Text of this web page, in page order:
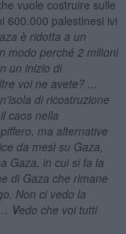
vuole costruire sulle
600.000 palestinesi ivi
è ridotta a un
modo perché 2 milioni
un inizio di
voi ne avete? ...
di ricostruzione
caos nella
ma alternative
da mesi su Gaza,
Gaza, in cui si fa la
di Gaza che rimane
Non ci vedo la
Vedo che voi tutti